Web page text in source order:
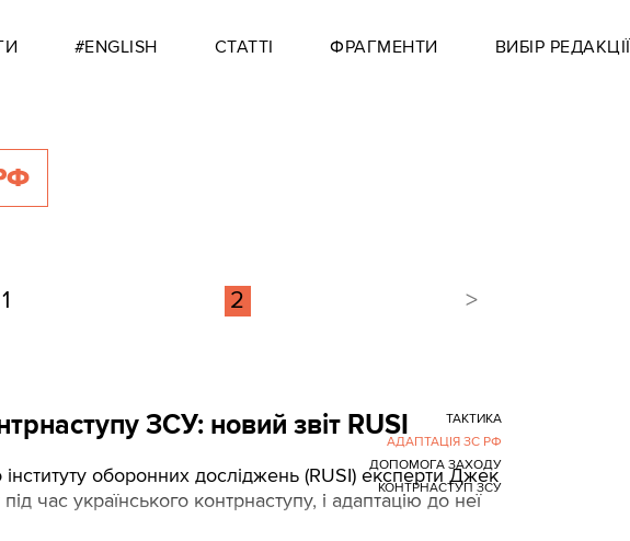
#ENGLISH СТАТТІ ФРАГМЕНТИ ВИБІР РЕДАКЦІЇ
1 2 >
ЗСУ: новий звіт RUSI
оборонних досліджень (RUSI) експерти Джек
час українського контрнаступу, і адаптацію до неї
ТАКТИКА
АДАПТАЦІЯ ЗС РФ
ДОПОМОГА ЗАХОДУ
КОНТРНАСТУП ЗСУ